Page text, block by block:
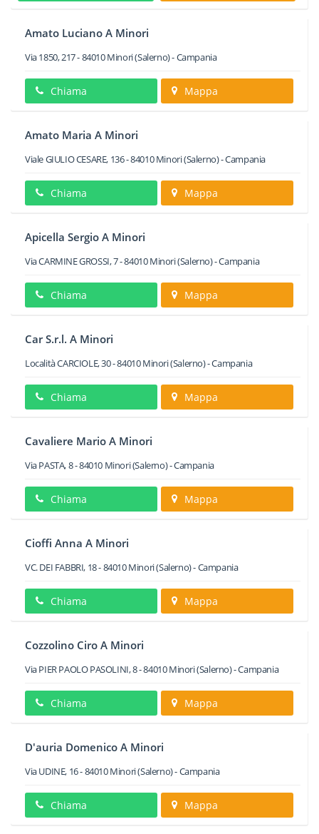
Amato Luciano A Minori
Via 1850, 217-84010Minori(Salerno) -Campania
Chiama Mappa
Amato Maria A Minori
Viale GIULIO CESARE, 136-84010 Minori(Salerno) -Campania
Chiama Mappa
Apicella Sergio A Minori
Via CARMINE GROSSI, 7-84010Minori(Salerno) -Campania
Chiama Mappa
Car S.r.l. A Minori
Località CARCIOLE, 30-84010Minori(Salerno) -Campania
Chiama Mappa
Cavaliere Mario A Minori
Via PASTA, 8-84010 Minori(Salerno) -Campania
Chiama Mappa
Cioffi Anna A Minori
VC. DEI FABBRI, 18-84010Minori(Salerno) -Campania
Chiama Mappa
Cozzolino Ciro A Minori
Via PIER PAOLO PASOLINI, 8-84010Minori(Salerno) -Campania
Chiama Mappa
D'auria Domenico A Minori
Via UDINE, 16-84010Minori(Salerno) -Campania
Chiama Mappa